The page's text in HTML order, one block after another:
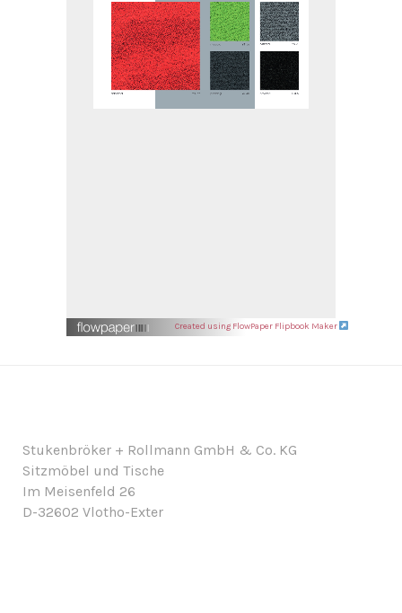
Created using FlowPaper Flipbook Maker
Stukenbröker + Rollmann GmbH & Co. KG
Sitzmöbel und Tische
Im Meisenfeld 26
D-32602 Vlotho-Exter